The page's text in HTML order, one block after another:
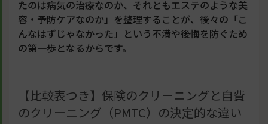
たのは病気の治療なのか、それともエステのような美
容・予防ケアなのか」を整理することが、後々の「こ
んなはずじゃなかった」という不満や後悔を防ぐため
の第一歩となるからです。
【比較表つき】保険のクリーニングと自費
のクリーニング（PMTC）の決定的な違い